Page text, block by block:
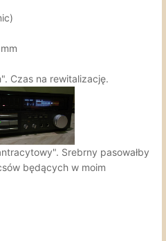
Czas na rewitalizację.
Srebrny pasowałby
będących w moim